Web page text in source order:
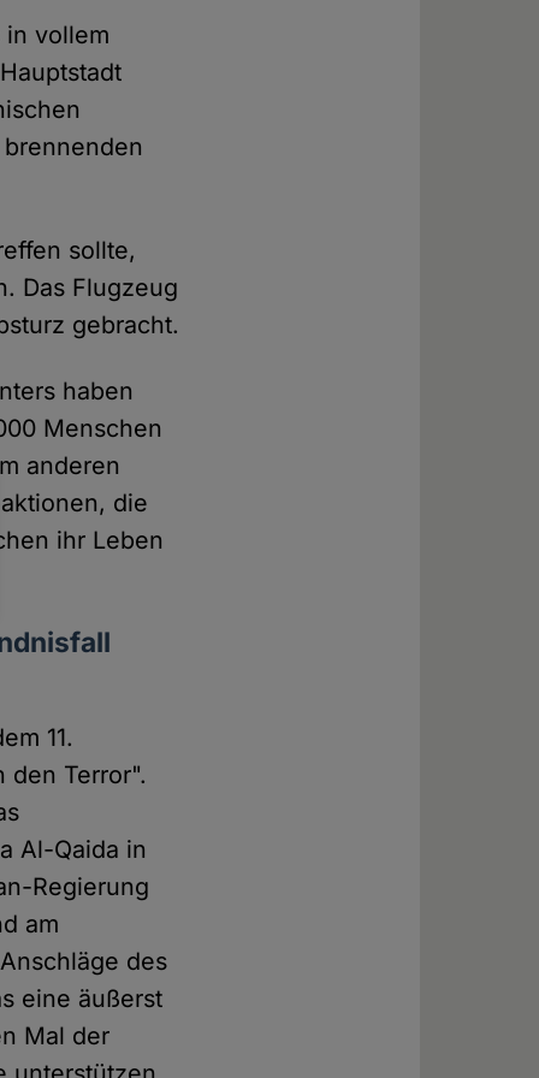
in vollem
sollte,
Das Flugzeug
gebracht.
haben
Menschen
anderen
die
ihr Leben
11.
den Terror".
Al-Qaida in
Regierung
am
des
eine äußerst
Mal der